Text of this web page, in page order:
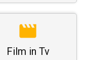
Film in Tv